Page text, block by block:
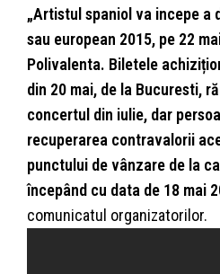
„Artistul spaniol va incepe a
sau european 2015, pe 22
Polivalenta. Biletele
din 20 mai, de la Bucuresti,
concertul din iulie, dar
recuperarea contravalorii
punctului de vânzare de la
începând cu data de 18 mai
comunicatul organizatorilor.